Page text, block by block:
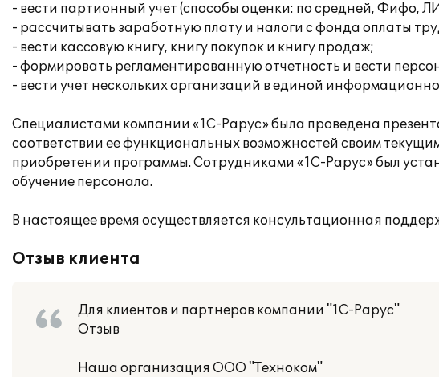
- вести партионный учет (способы оценки: по средней, Фифо,
- рассчитывать заработную плату и налоги с фонда оплаты
- вести кассовую книгу, книгу покупок и книгу продаж;
- формировать регламентированную отчетность и вести
- вести учет нескольких организаций в единой
Специалистами компании «1С-Рарус» была проведена
соответствии ее функциональных возможностей своим
приобретении программы. Сотрудниками «1С-Рарус» был
обучение персонала.
В настоящее время осуществляется консультационная
Отзыв клиента
Для клиентов и партнеров компании "1С-Рарус"
Отзыв
Наша организация ООО "Техноком"